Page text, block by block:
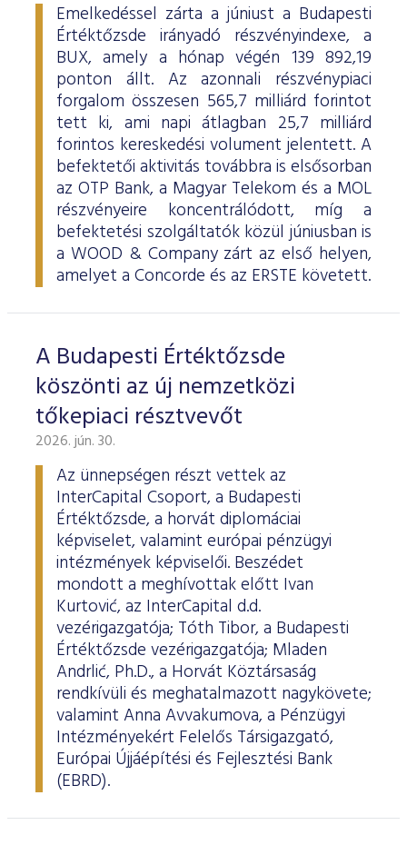
Emelkedéssel zárta a júniust a Budapesti
Értéktőzsde irányadó részvényindexe, a
BUX, amely a hónap végén 139 892,19
ponton állt. Az azonnali részvénypiaci
forgalom összesen 565,7 milliárd forintot
tett ki, ami napi átlagban 25,7 milliárd
forintos kereskedési volument jelentett. A
befektetői aktivitás továbbra is elsősorban
az OTP Bank, a Magyar Telekom és a MOL
részvényeire koncentrálódott, míg a
befektetési szolgáltatók közül júniusban is
a WOOD & Company zárt az első helyen,
amelyet a Concorde és az ERSTE követett.
A Budapesti Értéktőzsde
köszönti az új nemzetközi
tőkepiaci résztvevőt
2026. jún. 30.
Az ünnepségen részt vettek az
InterCapital Csoport, a Budapesti
Értéktőzsde, a horvát diplomáciai
képviselet, valamint európai pénzügyi
intézmények képviselői. Beszédet
mondott a meghívottak előtt Ivan
Kurtović, az InterCapital d.d.
vezérigazgatója; Tóth Tibor, a Budapesti
Értéktőzsde vezérigazgatója; Mladen
Andrlić, Ph.D., a Horvát Köztársaság
rendkívüli és meghatalmazott nagykövete;
valamint Anna Avvakumova, a Pénzügyi
Intézményekért Felelős Társigazgató,
Európai Újjáépítési és Fejlesztési Bank
(EBRD).